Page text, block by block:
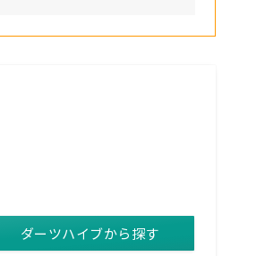
ダーツハイブから探す